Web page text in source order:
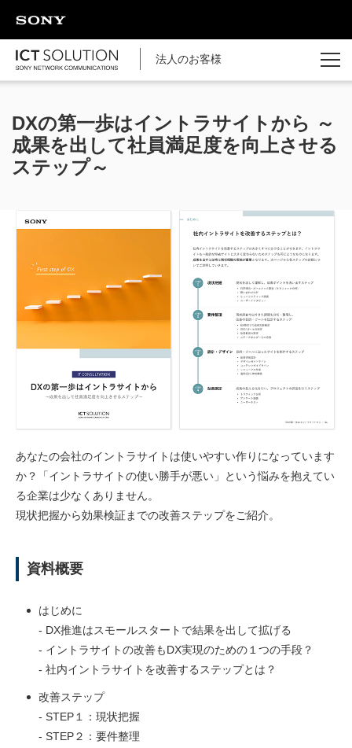
法人のお客様
DXの第一歩はイントラサイトから ～
成果を出して社員満足度を向上させる
ステップ～
あなたの会社のイントラサイトは使いやすい作りになっています
か？「イントラサイトの使い勝手が悪い」という悩みを抱えてい
る企業は少なくありません。
現状把握から効果検証までの改善ステップをご紹介。
資料概要
はじめに
- DX推進はスモールスタートで結果を出して拡げる
- イントラサイトの改善もDX実現のための１つの手段？
- 社内イントラサイトを改善するステップとは？
改善ステップ
- STEP１：現状把握
- STEP２：要件整理